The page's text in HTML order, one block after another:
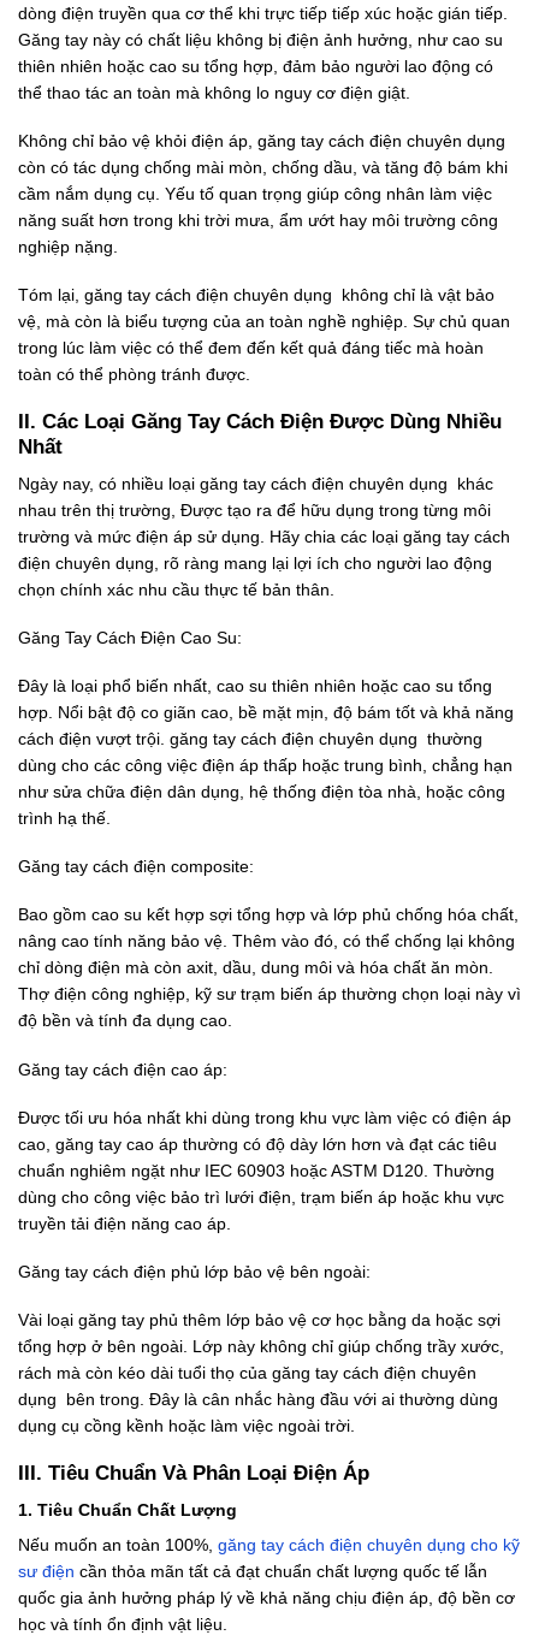
dòng điện truyền qua cơ thể khi trực tiếp tiếp xúc hoặc gián tiếp.
Găng tay này có chất liệu không bị điện ảnh hưởng, như cao su
thiên nhiên hoặc cao su tổng hợp, đảm bảo người lao động có
thể thao tác an toàn mà không lo nguy cơ điện giật.
Không chỉ bảo vệ khỏi điện áp, găng tay cách điện chuyên dụng
còn có tác dụng chống mài mòn, chống dầu, và tăng độ bám khi
cầm nắm dụng cụ. Yếu tố quan trọng giúp công nhân làm việc
năng suất hơn trong khi trời mưa, ẩm ướt hay môi trường công
nghiệp nặng.
Tóm lại, găng tay cách điện chuyên dụng không chỉ là vật bảo
vệ, mà còn là biểu tượng của an toàn nghề nghiệp. Sự chủ quan
trong lúc làm việc có thể đem đến kết quả đáng tiếc mà hoàn
toàn có thể phòng tránh được.
II. Các Loại Găng Tay Cách Điện Được Dùng Nhiều
Nhất
Ngày nay, có nhiều loại găng tay cách điện chuyên dụng khác
nhau trên thị trường, Được tạo ra để hữu dụng trong từng môi
trường và mức điện áp sử dụng. Hãy chia các loại găng tay cách
điện chuyên dụng, rõ ràng mang lại lợi ích cho người lao động
chọn chính xác nhu cầu thực tế bản thân.
Găng Tay Cách Điện Cao Su:
Đây là loại phổ biến nhất, cao su thiên nhiên hoặc cao su tổng
hợp. Nổi bật độ co giãn cao, bề mặt mịn, độ bám tốt và khả năng
cách điện vượt trội. găng tay cách điện chuyên dụng thường
dùng cho các công việc điện áp thấp hoặc trung bình, chẳng hạn
như sửa chữa điện dân dụng, hệ thống điện tòa nhà, hoặc công
trình hạ thế.
Găng tay cách điện composite:
Bao gồm cao su kết hợp sợi tổng hợp và lớp phủ chống hóa chất,
nâng cao tính năng bảo vệ. Thêm vào đó, có thể chống lại không
chỉ dòng điện mà còn axit, dầu, dung môi và hóa chất ăn mòn.
Thợ điện công nghiệp, kỹ sư trạm biến áp thường chọn loại này vì
độ bền và tính đa dụng cao.
Găng tay cách điện cao áp:
Được tối ưu hóa nhất khi dùng trong khu vực làm việc có điện áp
cao, găng tay cao áp thường có độ dày lớn hơn và đạt các tiêu
chuẩn nghiêm ngặt như IEC 60903 hoặc ASTM D120. Thường
dùng cho công việc bảo trì lưới điện, trạm biến áp hoặc khu vực
truyền tải điện năng cao áp.
Găng tay cách điện phủ lớp bảo vệ bên ngoài:
Vài loại găng tay phủ thêm lớp bảo vệ cơ học bằng da hoặc sợi
tổng hợp ở bên ngoài. Lớp này không chỉ giúp chống trầy xước,
rách mà còn kéo dài tuổi thọ của găng tay cách điện chuyên
dụng bên trong. Đây là cân nhắc hàng đầu với ai thường dùng
dụng cụ cồng kềnh hoặc làm việc ngoài trời.
III. Tiêu Chuẩn Và Phân Loại Điện Áp
1. Tiêu Chuẩn Chất Lượng
Nếu muốn an toàn 100%, găng tay cách điện chuyên dụng cho kỹ
sư điện cần thỏa mãn tất cả đạt chuẩn chất lượng quốc tế lẫn
quốc gia ảnh hưởng pháp lý về khả năng chịu điện áp, độ bền cơ
học và tính ổn định vật liệu.